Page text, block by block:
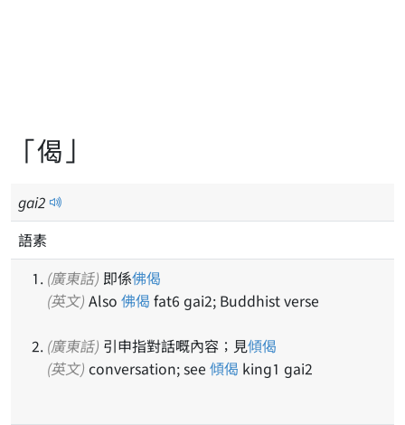
「偈」
gai2
語素
(廣東話) 即係佛偈
(英文) Also 佛偈 fat6 gai2; Buddhist verse
(廣東話) 引申指對話嘅內容；見傾偈
(英文) conversation; see 傾偈 king1 gai2